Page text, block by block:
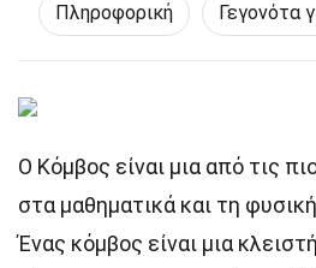
Πληροφορική Γεγονότα
Ο Κόμβος είναι μια από τις
στα μαθηματικά και τη
Ένας κόμβος είναι μια